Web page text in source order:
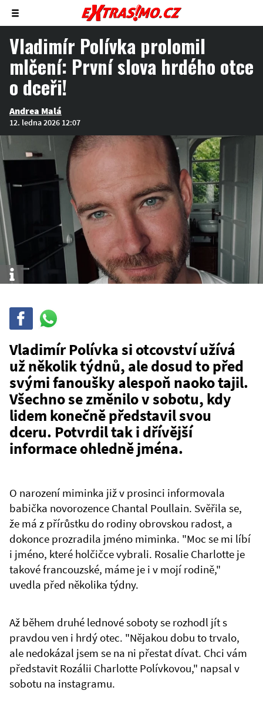
Zobrazit/skrýt
menu
Vladimír Polívka prolomil
mlčení: První slova hrdého otce
o dceři!
Andrea Malá
12. ledna 2026 12:07
Info
Sdílej
WhatsAppu
Vladimír Polívka si otcovství užívá
už několik týdnů, ale dosud to před
svými fanoušky alespoň naoko tajil.
Všechno se změnilo v sobotu, kdy
lidem konečně představil svou
dceru. Potvrdil tak i dřívější
informace ohledně jména.
O narození miminka již v prosinci informovala
babička novorozence Chantal Poullain. Svěřila se,
že má z přírůstku do rodiny obrovskou radost, a
dokonce prozradila jméno miminka. "Moc se mi líbí
i jméno, které holčičce vybrali. Rosalie Charlotte je
takové francouzské, máme je i v mojí rodině,"
uvedla před několika týdny.
Až během druhé lednové soboty se rozhodl jít s
pravdou ven i hrdý otec. "Nějakou dobu to trvalo,
ale nedokázal jsem se na ni přestat dívat. Chci vám
představit Rozálii Charlotte Polívkovou," napsal v
sobotu na instagramu.